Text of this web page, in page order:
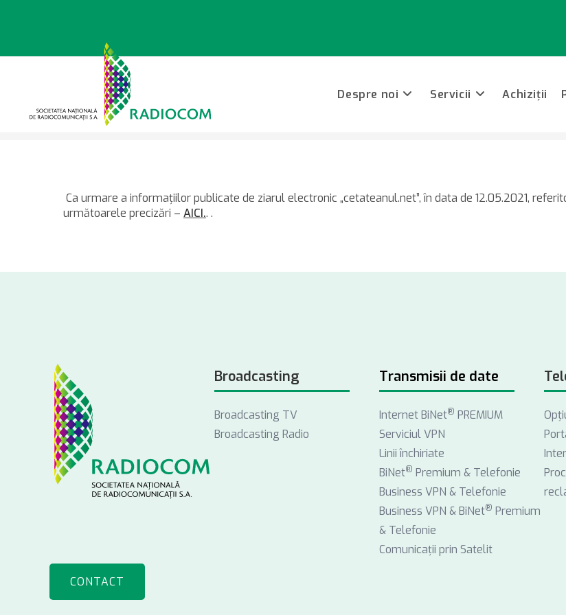
Despre noi Servicii Achiziții
> Știri
Ca urmare a informaţiilor publicate de ziarul electronic „cetateanul.net”, în data de 12.05.2021,
următoarele precizări – AICI.. .
CONTACT
Broadcasting
Broadcasting TV
Broadcasting Radio
Transmisii de date
Internet BiNet® PREMIUM
Serviciul VPN
Linii închiriate
BiNet® Premium & Telefonie
Business VPN & Telefonie
Business VPN & BiNet® Premium
& Telefonie
Comunicații prin Satelit